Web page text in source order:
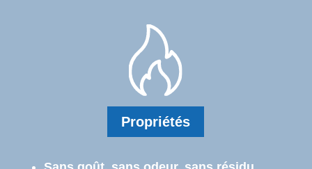
Propriétés